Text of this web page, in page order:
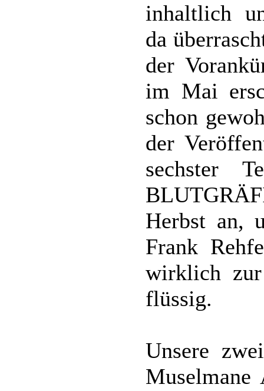
inhaltlich
da
der
im Mai
schon
der
sechster
Herbst an,
Frank
wirklich zur
flüssig.
Unsere